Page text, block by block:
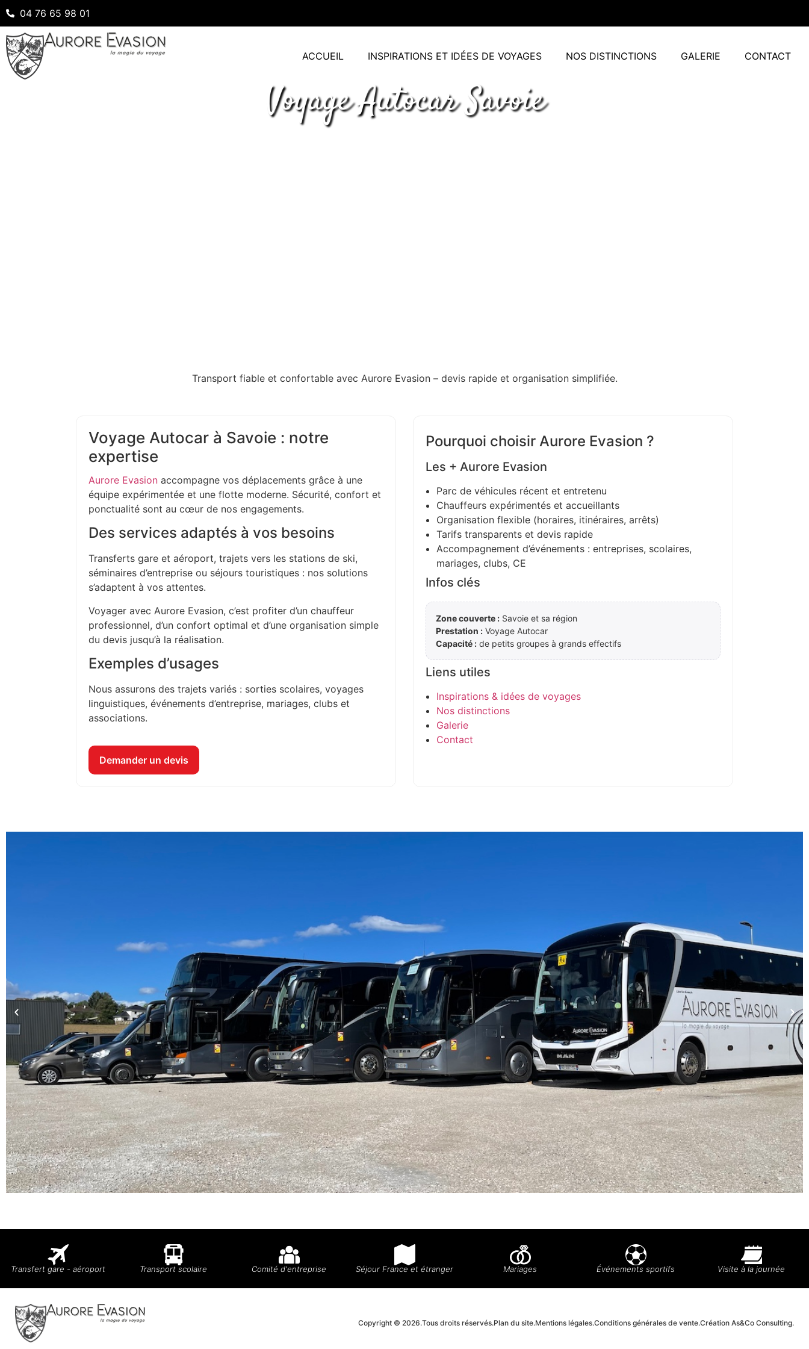
04 76 65 98 01
ACCUEIL INSPIRATIONS ET IDÉES DE VOYAGES NOS DISTINCTIONS GALERIE CONTACT
Voyage Autocar Savoie
Transport fiable et confortable avec Aurore Evasion – devis rapide et organisation simplifiée.
Voyage Autocar à Savoie : notre
expertise
Aurore Evasion accompagne vos déplacements grâce à une
équipe expérimentée et une flotte moderne. Sécurité, confort et
ponctualité sont au cœur de nos engagements.
Des services adaptés à vos besoins
Transferts gare et aéroport, trajets vers les stations de ski,
séminaires d’entreprise ou séjours touristiques : nos solutions
s’adaptent à vos attentes.
Voyager avec Aurore Evasion, c’est profiter d’un chauffeur
professionnel, d’un confort optimal et d’une organisation simple
du devis jusqu’à la réalisation.
Exemples d’usages
Nous assurons des trajets variés : sorties scolaires, voyages
linguistiques, événements d’entreprise, mariages, clubs et
associations.
Demander un devis
Pourquoi choisir Aurore Evasion ?
Les + Aurore Evasion
Parc de véhicules récent et entretenu
Chauffeurs expérimentés et accueillants
Organisation flexible (horaires, itinéraires, arrêts)
Tarifs transparents et devis rapide
Accompagnement d’événements : entreprises, scolaires,
mariages, clubs, CE
Infos clés
Zone couverte : Savoie et sa région
Prestation : Voyage Autocar
Capacité : de petits groupes à grands effectifs
Liens utiles
Inspirations & idées de voyages
Nos distinctions
Galerie
Contact
Transfert gare - aéroport Transport scolaire Comité d'entreprise Séjour France et étranger Mariages Événements sportifs Visite à la journée
Copyright © 2026.Tous droits réservés.Plan du site.Mentions légales.Conditions générales de vente.Création As&Co Consulting.